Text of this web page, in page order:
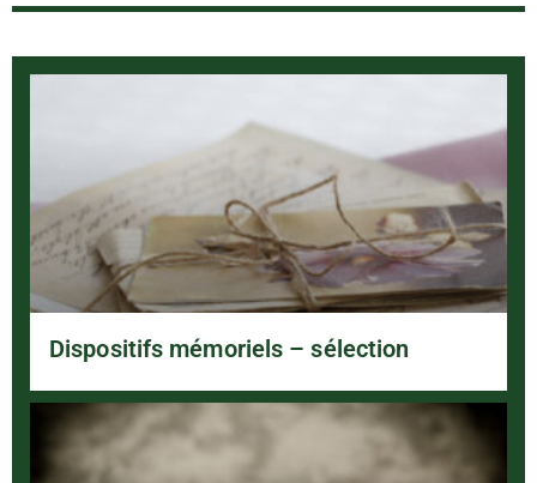
Dispositifs mémoriels – sélection